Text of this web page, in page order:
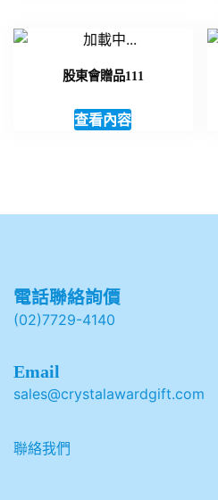
股東會贈品111
查看內容
電話聯絡詢價
(02)7729-4140
Email
sales@crystalawardgift.com
聯絡我們